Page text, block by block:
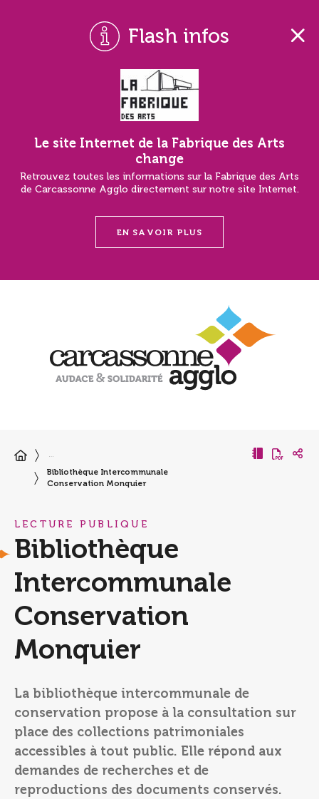
Flash infos
Le site Internet de la Fabrique des Arts
change
Retrouvez toutes les informations sur la Fabrique des Arts
de Carcassonne Agglo directement sur notre site Internet.
EN SAVOIR PLUS
…
Bibliothèque Intercommunale
Conservation Monquier
LECTURE PUBLIQUE
Bibliothèque
Intercommunale
Conservation
Monquier
La bibliothèque intercommunale de
conservation propose à la consultation sur
place des collections patrimoniales
accessibles à tout public. Elle répond aux
demandes de recherches et de
reproductions des documents conservés.